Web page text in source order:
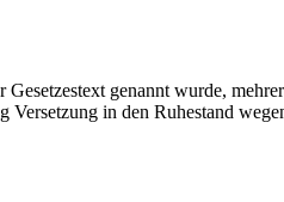
genannt wurde,
Versetzung in den Ruhestand